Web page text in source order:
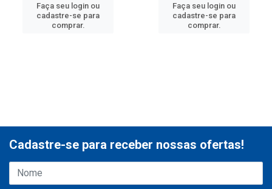
Faça seu login ou
cadastre-se para
comprar.
Faça seu login ou
cadastre-se para
comprar.
Cadastre-se para receber nossas ofertas!